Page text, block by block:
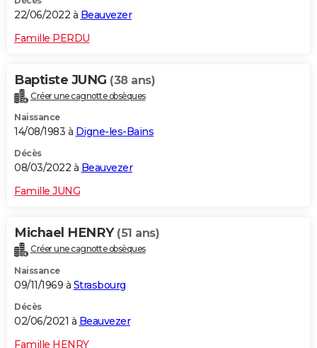
22/06/2022 à Beauvezer
Famille PERDU
Baptiste JUNG (38 ans)
Créer une cagnotte obsèques
Naissance
14/08/1983 à Digne-les-Bains
Décès
08/03/2022 à Beauvezer
Famille JUNG
Michael HENRY (51 ans)
Créer une cagnotte obsèques
Naissance
09/11/1969 à Strasbourg
Décès
02/06/2021 à Beauvezer
Famille HENRY